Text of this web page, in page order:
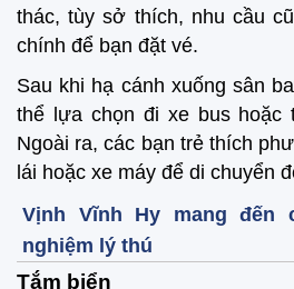
thác, tùy sở thích, nhu cầu
chính để bạn đặt vé.
Sau khi hạ cánh xuống sân
thể lựa chọn đi xe bus hoặc
Ngoài ra, các bạn trẻ thích
lái hoặc xe máy để di chuyển
Vịnh Vĩnh Hy mang đến
nghiệm lý thú
Tắm biển